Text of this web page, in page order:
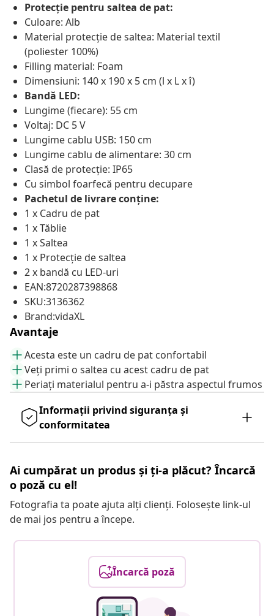
Protecție pentru saltea de pat:
Culoare: Alb
Material protecție de saltea: Material textil
(poliester 100%)
Filling material: Foam
Dimensiuni: 140 x 190 x 5 cm (l x L x î)
Bandă LED:
Lungime (fiecare): 55 cm
Voltaj: DC 5 V
Lungime cablu USB: 150 cm
Lungime cablu de alimentare: 30 cm
Clasă de protecție: IP65
Cu simbol foarfecă pentru decupare
Pachetul de livrare conține:
1 x Cadru de pat
1 x Tăblie
1 x Saltea
1 x Protecție de saltea
2 x bandă cu LED-uri
EAN:8720287398868
SKU:3136362
Brand:vidaXL
Avantaje
Acesta este un cadru de pat confortabil
Veți primi o saltea cu acest cadru de pat
Periați materialul pentru a-i păstra aspectul frumos
Informații privind siguranța și
conformitatea
Ai cumpărat un produs și ți-a plăcut? Încarcă
o poză cu el!
Fotografia ta poate ajuta alți clienți. Folosește link-ul
de mai jos pentru a începe.
Încarcă poză